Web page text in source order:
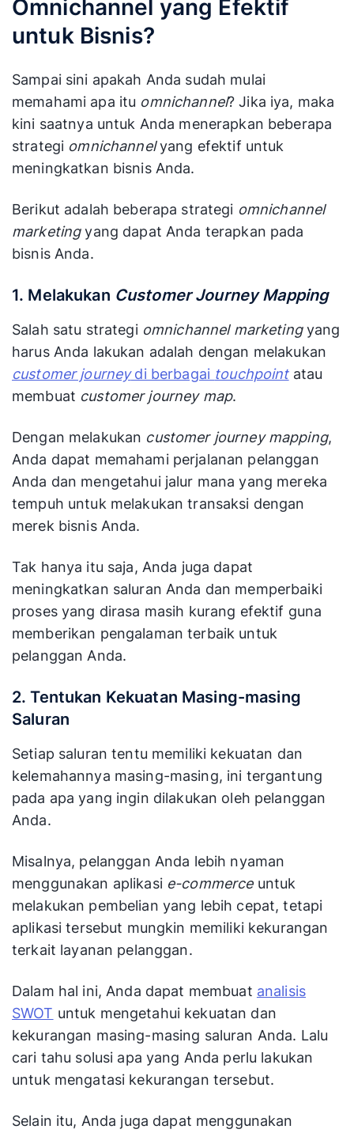
Omnichannel yang Efektif
untuk Bisnis?
Sampai sini apakah Anda sudah mulai
memahami apa itu omnichannel? Jika iya, maka
kini saatnya untuk Anda menerapkan beberapa
strategi omnichannelyang efektif untuk
meningkatkan bisnis Anda.
Berikut adalah beberapa strategi omnichannel
marketingyang dapat Anda terapkan pada
bisnis Anda.
1. Melakukan Customer Journey Mapping
Salah satu strategi omnichannel marketingyang
harus Anda lakukan adalah dengan melakukan
customer journeydi berbagai touchpointatau
membuat customer journey map.
Dengan melakukan customer journey mapping,
Anda dapat memahami perjalanan pelanggan
Anda dan mengetahui jalur mana yang mereka
tempuh untuk melakukan transaksi dengan
merek bisnis Anda.
Tak hanya itu saja, Anda juga dapat
meningkatkan saluran Anda dan memperbaiki
proses yang dirasa masih kurang efektif guna
memberikan pengalaman terbaik untuk
pelanggan Anda.
2. Tentukan Kekuatan Masing-masing
Saluran
Setiap saluran tentu memiliki kekuatan dan
kelemahannya masing-masing, ini tergantung
pada apa yang ingin dilakukan oleh pelanggan
Anda.
Misalnya, pelanggan Anda lebih nyaman
menggunakan aplikasi e-commerce untuk
melakukan pembelian yang lebih cepat, tetapi
aplikasi tersebut mungkin memiliki kekurangan
terkait layanan pelanggan.
Dalam hal ini, Anda dapat membuat analisis
SWOT untuk mengetahui kekuatan dan
kekurangan masing-masing saluran Anda. Lalu
cari tahu solusi apa yang Anda perlu lakukan
untuk mengatasi kekurangan tersebut.
Selain itu, Anda juga dapat menggunakan